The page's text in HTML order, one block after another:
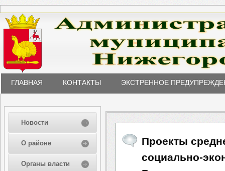
ГЛАВНАЯ КОНТАКТЫ ЭКСТРЕННОЕ
Новости
О районе
Органы власти
Проекты
социально-